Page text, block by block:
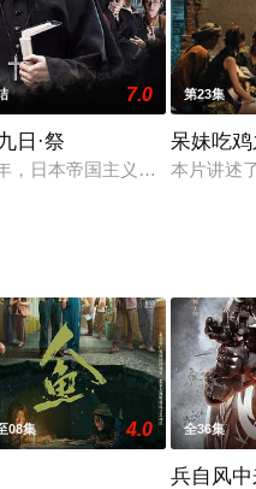
。青年阿宝（胡歌饰）凭借改
7.0
日·祭
，日本帝国主义的铁蹄蹂躏
第23集
呆妹吃
本片讲述
08集 4.0 全36集
兵自风